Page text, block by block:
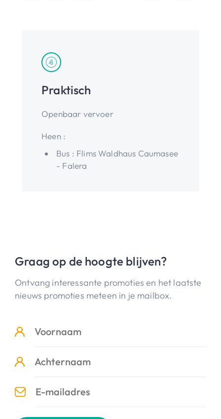
Praktisch
Openbaar vervoer
Heen :
Bus : Flims Waldhaus Caumasee
- Falera
Graag op de hoogte blijven?
Ontvang interessante promoties en het laatste
nieuws promoties meteen in je mailbox.